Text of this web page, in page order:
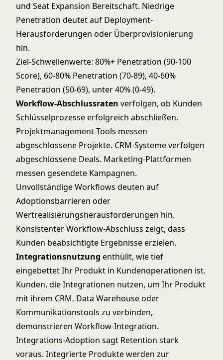
und Seat Expansion Bereitschaft. Niedrige
Penetration deutet auf Deployment-
Herausforderungen oder Überprovisionierung
hin.
Ziel-Schwellenwerte: 80%+ Penetration (90-100
Score), 60-80% Penetration (70-89), 40-60%
Penetration (50-69), unter 40% (0-49).
Workflow-Abschlussraten verfolgen, ob Kunden
Schlüsselprozesse erfolgreich abschließen.
Projektmanagement-Tools messen
abgeschlossene Projekte. CRM-Systeme verfolgen
abgeschlossene Deals. Marketing-Plattformen
messen gesendete Kampagnen.
Unvollständige Workflows deuten auf
Adoptionsbarrieren oder
Wertrealisierungsherausforderungen hin.
Konsistenter Workflow-Abschluss zeigt, dass
Kunden beabsichtigte Ergebnisse erzielen.
Integrationsnutzung enthüllt, wie tief
eingebettet Ihr Produkt in Kundenoperationen ist.
Kunden, die Integrationen nutzen, um Ihr Produkt
mit ihrem CRM, Data Warehouse oder
Kommunikationstools zu verbinden,
demonstrieren Workflow-Integration.
Integrations-Adoption sagt Retention stark
voraus. Integrierte Produkte werden zur